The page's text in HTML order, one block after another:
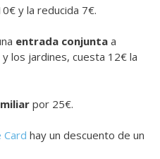
y la reducida 7€.
entrada conjunta a
los jardines, cuesta 12€ la
por 25€.
Card hay un descuento de un